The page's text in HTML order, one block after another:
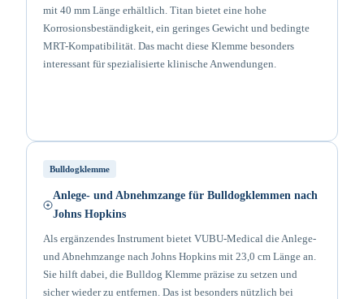
mit 40 mm Länge erhältlich. Titan bietet eine hohe
Korrosionsbeständigkeit, ein geringes Gewicht und bedingte
MRT-Kompatibilität. Das macht diese Klemme besonders
interessant für spezialisierte klinische Anwendungen.
Bulldogklemme
Anlege- und Abnehmzange für Bulldogklemmen nach
Johns Hopkins
Als ergänzendes Instrument bietet VUBU-Medical die Anlege-
und Abnehmzange nach Johns Hopkins mit 23,0 cm Länge an.
Sie hilft dabei, die Bulldog Klemme präzise zu setzen und
sicher wieder zu entfernen. Das ist besonders nützlich bei